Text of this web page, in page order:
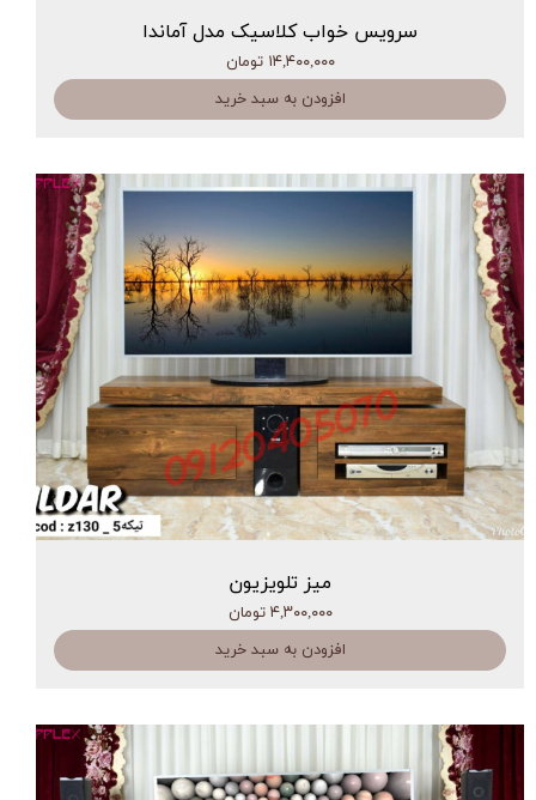
سرویس خواب کلاسیک مدل آماندا
۱۴,۴۰۰,۰۰۰ تومان
افزودن به سبد خرید
میز تلویزیون
۴,۳۰۰,۰۰۰ تومان
افزودن به سبد خرید